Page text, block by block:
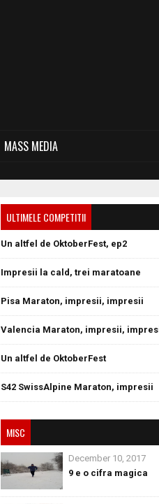
MASS MEDIA
ULTIMELE COMPETITII
Un altfel de OktoberFest, ep2
Impresii la cald, trei maratoane
Pisa Maraton, impresii, impresii
Valencia Maraton, impresii,
Un altfel de OktoberFest
S42 SwissAlpine Maraton, impresii
MISC
December 10, 2017
9 e o cifra magica